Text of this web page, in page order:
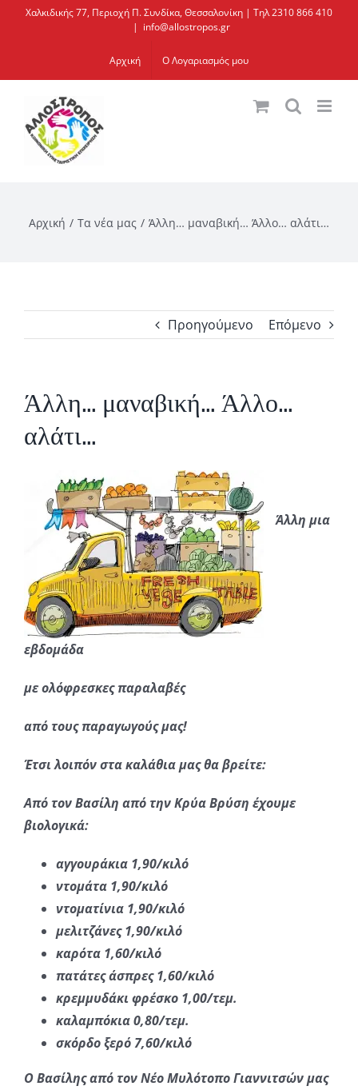
Μετάβαση
Χαλκιδικής 77, Περιοχή Π. Συνδίκα, Θεσσαλονίκη | Τηλ 2310 866 410
| info@allostropos.gr
Αρχική Ο Λογαριασμός μου
Αρχική Τα νέα μας Άλλη… μαναβική… Άλλο… αλάτι…
Προηγούμενο Επόμενο
Άλλη… μαναβική… Άλλο…
αλάτι…
Άλλη μια
εβδομάδα
με ολόφρεσκες παραλαβές
από τους παραγωγούς μας!
Έτσι λοιπόν στα καλάθια μας θα βρείτε:
Από τον Βασίλη από την Κρύα Βρύση έχουμε
βιολογικά:
αγγουράκια 1,90/κιλό
ντομάτα 1,90/κιλό
ντοματίνια 1,90/κιλό
μελιτζάνες 1,90/κιλό
καρότα 1,60/κιλό
πατάτες άσπρες 1,60/κιλό
κρεμμυδάκι φρέσκο 1,00/τεμ.
καλαμπόκια 0,80/τεμ.
σκόρδο ξερό 7,60/κιλό
Ο Βασίλης από τον Νέο Μυλότοπο Γιαννιτσών μας